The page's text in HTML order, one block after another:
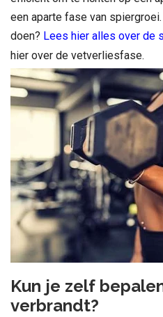
een aparte fase van
doen? Lees hier alles over de
hier over de vetverliesfase.
Kun je zelf
verbrandt?